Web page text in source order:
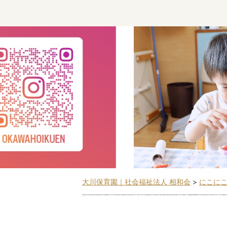
大川保育園｜社会福祉法人 相和会 > にこに